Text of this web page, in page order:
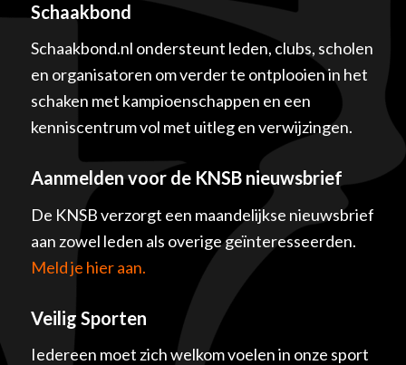
Schaakbond
Schaakbond.nl ondersteunt leden, clubs, scholen
en organisatoren om verder te ontplooien in het
schaken met kampioenschappen en een
kenniscentrum vol met uitleg en verwijzingen.
Aanmelden voor de KNSB nieuwsbrief
De KNSB verzorgt een maandelijkse nieuwsbrief
aan zowel leden als overige geïnteresseerden.
Meld je hier aan.
Veilig Sporten
Iedereen moet zich welkom voelen in onze sport